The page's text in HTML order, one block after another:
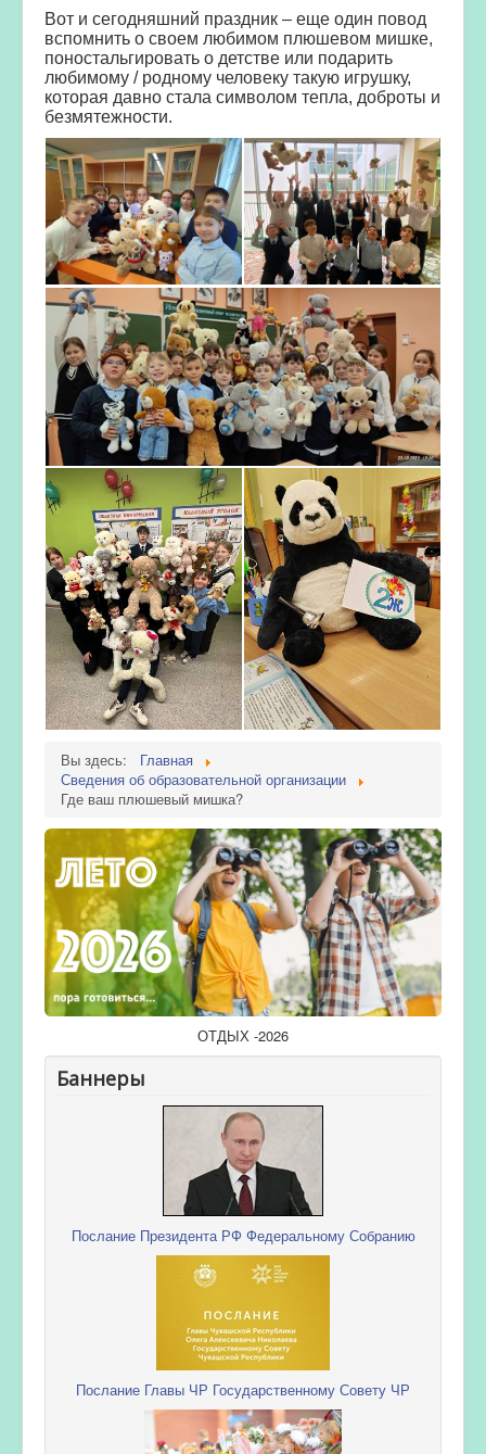
Вот и сегодняшний праздник – еще один повод
вспомнить о своем любимом плюшевом мишке,
поностальгировать о детстве или подарить
любимому / родному человеку такую игрушку,
которая давно стала символом тепла, доброты и
безмятежности.
Вы здесь:
Главная
Сведения об образовательной организации
Где ваш плюшевый мишка?
ОТДЫХ -2026
Баннеры
Послание Президента РФ Федеральному Собранию
Послание Главы ЧР Государственному Совету ЧР